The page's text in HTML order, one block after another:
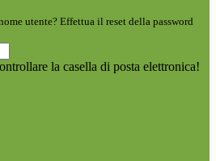
utente? Effettua il reset della password
la casella di posta elettronica!